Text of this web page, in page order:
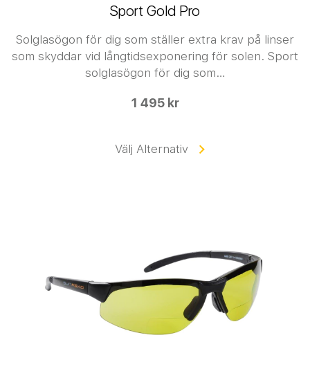
Sport Gold Pro
Solglasögon för dig som ställer extra krav på linser
som skyddar vid långtidsexponering för solen. Sport
solglasögon för dig som…
1 495 kr
Välj Alternativ